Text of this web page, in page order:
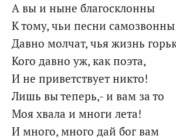
А вы и ныне благосклонны
К тому, чьи песни самозвонны
Давно молчат, чья жизнь
Кого давно уж, как поэта,
И не приветствует никто!
Лишь вы теперь,- и вам за то
Моя хвала и многи лета!
И много, много дай бог вам